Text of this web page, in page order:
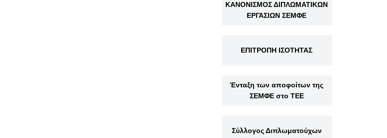
ΚΑΝΟΝΙΣΜΟΣ ΔΙΠΛΩΜΑΤΙΚΩΝ
ΕΡΓΑΣΙΩΝ ΣΕΜΦΕ
ΕΠΙΤΡΟΠΗ ΙΣΟΤΗΤΑΣ
Ένταξη των αποφοίτων της
ΣΕΜΦΕ στο ΤΕΕ
Σύλλογος Διπλωματούχων